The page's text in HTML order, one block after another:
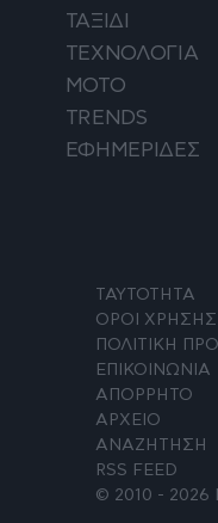
ΤΑΞΙΔΙ
ΤΕΧΝΟΛΟΓΙΑ
ΜΟΤΟ
TRENDS
ΕΦΗΜΕΡΙΔΕΣ
ΤΑΥΤΟΤΗΤΑ
ΟΡΟΙ ΧΡΗΣΗΣ
ΠΟΛΙΤΙΚΗ
ΕΠΙΚΟΙΝΩΝΙΑ
ΑΠΟΡΡΗΤΟ
ΑΡΧΕΙΟ
ΑΝΑΖΗΤΗΣΗ
RSS FEED
© 2010 - 2026